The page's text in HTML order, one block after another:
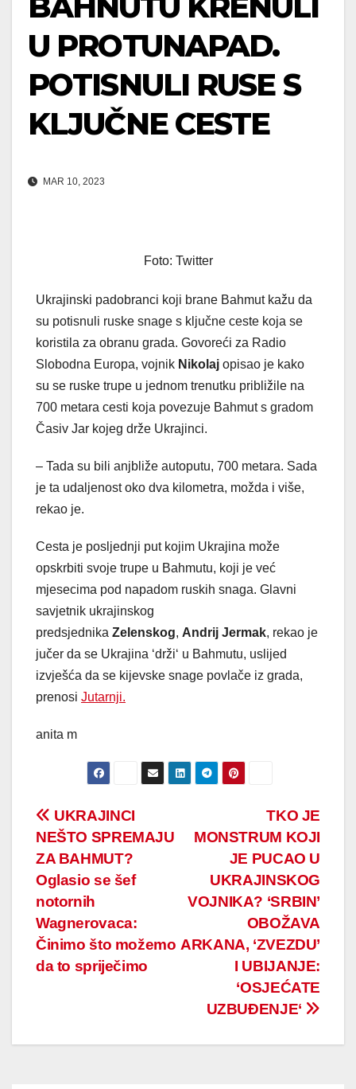
U PROTUNAPAD.
POTISNULI RUSE S
KLJUČNE CESTE
MAR 10, 2023
Foto: Twitter
Ukrajinski padobranci koji brane Bahmut kažu da
su potisnuli ruske snage s ključne ceste koja se
koristila za obranu grada. Govoreći za Radio
Slobodna Europa, vojnik Nikolaj opisao je kako
su se ruske trupe u jednom trenutku približile na
700 metara cesti koja povezuje Bahmut s gradom
Časiv Jar kojeg drže Ukrajinci.
– Tada su bili anjbliže autoputu, 700 metara. Sada
je ta udaljenost oko dva kilometra, možda i više,
rekao je.
Cesta je posljednji put kojim Ukrajina može
opskrbiti svoje trupe u Bahmutu, koji je već
mjesecima pod napadom ruskih snaga. Glavni
savjetnik ukrajinskog
predsjednika Zelenskog, Andrij Jermak, rekao je
jučer da se Ukrajina ‘drži‘ u Bahmutu, uslijed
izvješća da se kijevske snage povlače iz grada,
prenosi Jutarnji.
anita m
Post
navigation
TKO JE
MONSTRUM KOJI
JE PUCAO U
UKRAJINSKOG
VOJNIKA? ‘SRBIN’
OBOŽAVA
ARKANA, ‘ZVEZDU’
I UBIJANJE:
‘OSJEĆATE
UZBUĐENJE‘
UKRAJINCI
NEŠTO SPREMAJU
ZA BAHMUT?
Oglasio se šef
notornih
Wagnerovaca:
Činimo što možemo
da to spriječimo